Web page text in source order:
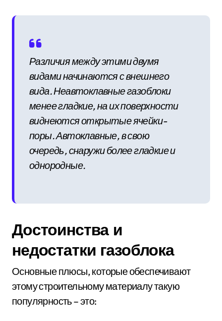
Различия между этими двумя
видами начинаются с внешнего
вида. Неавтоклавные газоблоки
менее гладкие, на их поверхности
виднеются открытые ячейки-
поры. Автоклавные, в свою
очередь, снаружи более гладкие и
однородные.
Достоинства и
недостатки газоблока
Основные плюсы, которые обеспечивают
этому строительному материалу такую
популярность – это: